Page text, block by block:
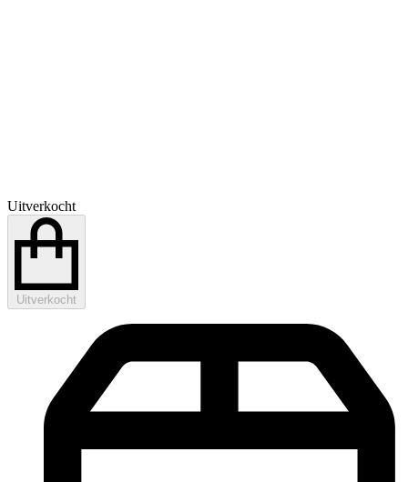
Uitverkocht
Uitverkocht